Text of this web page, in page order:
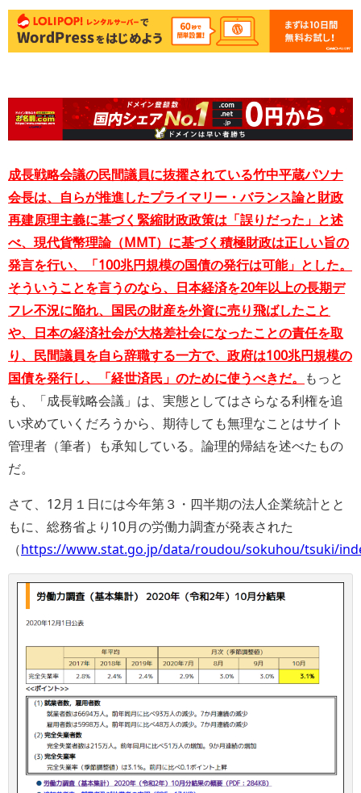
成長戦略会議の民間議員に抜擢されている竹中平蔵パソナ
会長は、自らが推進したプライマリー・バランス論と財政
再建原理主義に基づく緊縮財政政策は「誤りだった」と述
べ、現代貨幣理論（MMT）に基づく積極財政は正しい旨の
発言を行い、「100兆円規模の国債の発行は可能」とした。
そういうことを言うのなら、日本経済を20年以上の長期デ
フレ不況に陥れ、国民の財産を外資に売り飛ばしたこと
や、日本の経済社会が大格差社会になったことの責任を取
り、民間議員を自ら辞職する一方で、政府は100兆円規模の
国債を発行し、「経世済民」のために使うべきだ。 もっと
も、「成長戦略会議」は、実態としてはさらなる利権を追
い求めていくだろうから、期待しても無理なことはサイト
管理者（筆者）も承知している。論理的帰結を述べたもの
だ。
さて、12月１日には今年第３・四半期の法人企業統計とと
もに、総務省より10月の労働力調査が発表された
（https://www.stat.go.jp/data/roudou/sokuhou/tsuki/